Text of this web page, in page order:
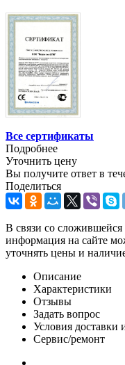
Все сертификаты
Подробнее
Уточнить цену
Вы получите ответ в
Поделиться
В связи со
информация на сайте
уточнять цены и
Описание
Характеристики
Отзывы
Задать вопрос
Условия доставки
Сервис/ремонт